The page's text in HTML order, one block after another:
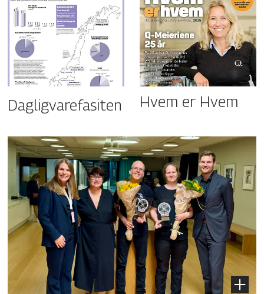
Dagligvarefasiten Hvem er Hvem